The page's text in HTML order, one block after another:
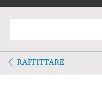
RAFFITTARE